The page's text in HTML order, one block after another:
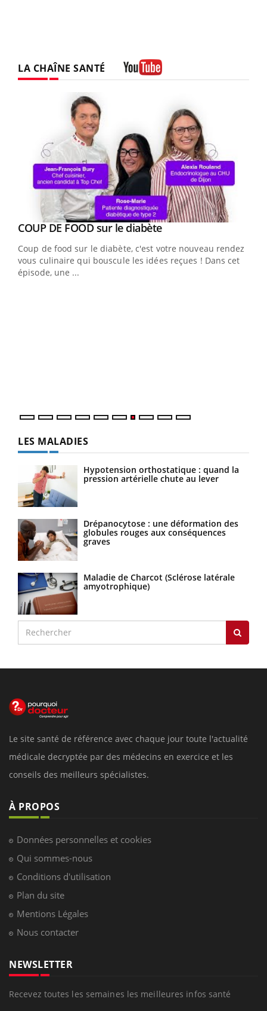
LA CHAÎNE SANTÉ
Youtube
COUP DE FOOD sur le diabèteYoutube
Coup de food sur le diabète, c'est votre nouveau rendez-
vous culinaire qui bouscule les idées reçues ! Dans cet
épisode, une ...
LES MALADIES
Hypotension orthostatique : quand la
pression artérielle chute au lever
Drépanocytose : une déformation des
globules rouges aux conséquences
graves
Maladie de Charcot (Sclérose latérale
amyotrophique)
Le site santé de référence avec chaque jour toute l'actualité
médicale decryptée par des médecins en exercice et les
conseils des meilleurs spécialistes.
À PROPOS
Données personnelles et cookies
Qui sommes-nous
Conditions d'utilisation
Plan du site
Mentions Légales
Nous contacter
NEWSLETTER
Recevez toutes les semaines les meilleures infos santé